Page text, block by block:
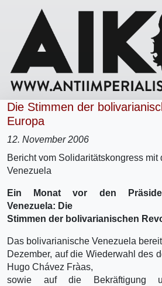
Die Stimmen der
Europa
12. November 2006
Bericht vom Solidaritätskongress
Venezuela
Ein Monat vor den
Venezuela: Die
Stimmen der bolivarianischen
Das bolivarianische Venezuela
Dezember, auf die Wiederwahl des
Hugo Chávez Frà­as,
sowie auf die Bekräftigung